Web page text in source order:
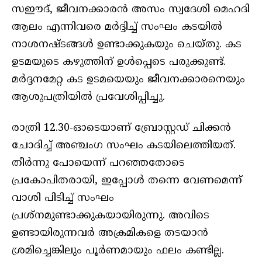
സഈദ്, ജീവനക്കാരൻ അസം സ്വദേശി മെഹദി
ആലം എന്നിവരെ മർദ്ദിച്ച് സംഘം കടയിൽ
നാശനഷ്ടങ്ങൾ ഉണ്ടാക്കുകയും ചെയ്തു. കട
ഉടമയുടെ കഴുത്തിന് ഉൾപ്പെടെ പരുക്കുണ്ട്.
മർദ്ദനമേറ്റ കട ഉടമയെയും ജീവനക്കാരനെയും
ആശുപത്രിയിൽ പ്രവേശിപ്പിച്ചു.
രാത്രി 12.30-ഓടെയാണ് ബ്രോസ്റ്റഡ് ചിക്കൻ
ചോദിച്ച് അഞ്ചംഗ സംഘം കടയിലെത്തിയത്.
തീർന്നു പോയെന്ന് പറഞ്ഞതോടെ
പ്രകോപിതരായി, ഇപ്പോൾ തന്നെ വേണമെന്ന്
വാശി പിടിച്ച് സംഘം
പ്രശ്‌നമുണ്ടാക്കുകയായിരുന്നു. അവിടെ
ഉണ്ടായിരുന്നവർ അക്രമികളെ തടയാൻ
ശ്രമിച്ചെങ്കിലും പൂർണമായും ഫലം കണ്ടില്ല.